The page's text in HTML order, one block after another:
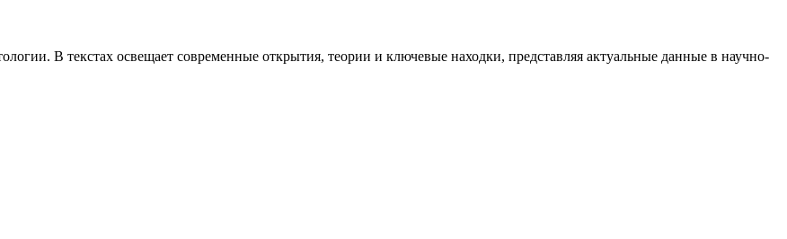
В текстах освещает современные открытия, теории и ключевые находки, представляя актуальные данные в научно-